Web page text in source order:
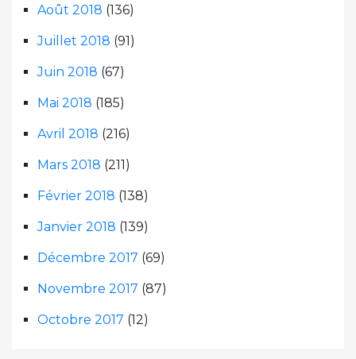
Août 2018 (136)
Juillet 2018 (91)
Juin 2018 (67)
Mai 2018 (185)
Avril 2018 (216)
Mars 2018 (211)
Février 2018 (138)
Janvier 2018 (139)
Décembre 2017 (69)
Novembre 2017 (87)
Octobre 2017 (12)